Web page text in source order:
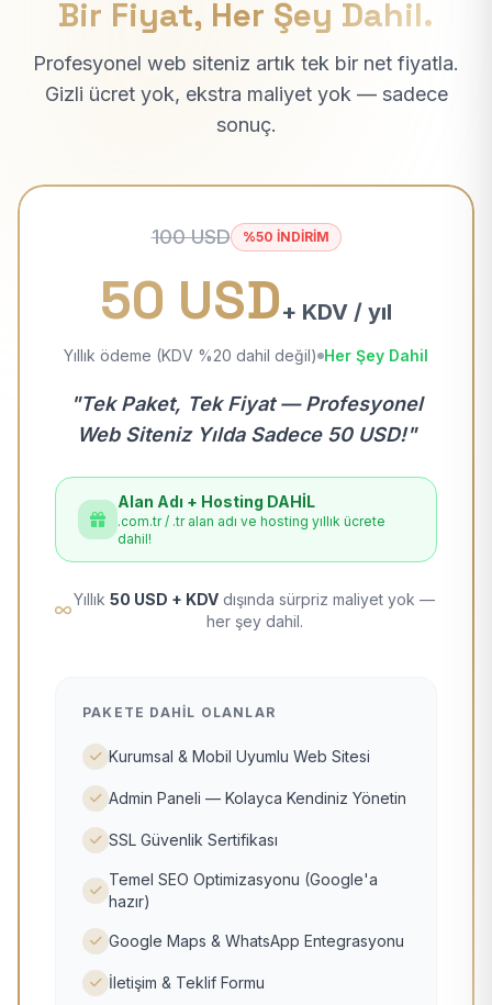
Bir Fiyat, Her Şey Dahil.
Profesyonel web siteniz artık tek bir net fiyatla.
Gizli ücret yok, ekstra maliyet yok — sadece
sonuç.
100 USD %50 İNDİRİM
50 USD+ KDV / yıl
Yıllık ödeme (KDV %20 dahil değil) Her Şey Dahil
"Tek Paket, Tek Fiyat — Profesyonel
Web Siteniz Yılda Sadece 50 USD!"
Alan Adı + Hosting DAHİL
.com.tr / .tr alan adı ve hosting yıllık ücrete
dahil!
Yıllık 50 USD + KDV dışında sürpriz maliyet yok —
her şey dahil.
PAKETE DAHIL OLANLAR
Kurumsal & Mobil Uyumlu Web Sitesi
Admin Paneli — Kolayca Kendiniz Yönetin
SSL Güvenlik Sertifikası
Temel SEO Optimizasyonu (Google'a
hazır)
Google Maps & WhatsApp Entegrasyonu
İletişim & Teklif Formu